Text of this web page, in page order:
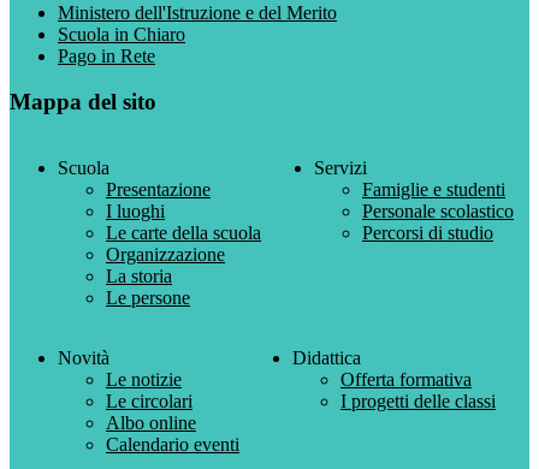
Ministero dell'Istruzione e del Merito
Scuola in Chiaro
Pago in Rete
Mappa del sito
Scuola
Presentazione
I luoghi
Le carte della scuola
Organizzazione
La storia
Le persone
Servizi
Famiglie e studenti
Personale scolastico
Percorsi di studio
Novità
Le notizie
Le circolari
Albo online
Calendario eventi
Didattica
Offerta formativa
I progetti delle classi